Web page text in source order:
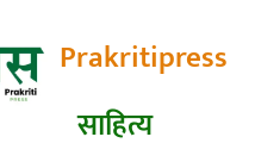
Prakritipress
साहित्य